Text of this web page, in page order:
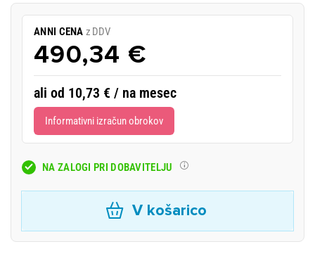
ANNI CENA z DDV
490,34 €
ali od 10,73 € / na mesec
Informativni izračun obrokov
NA ZALOGI PRI DOBAVITELJU
V košarico